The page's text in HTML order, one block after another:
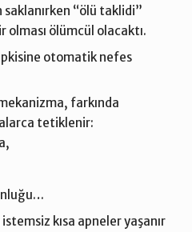
saklanırken “ölü taklidi”
ölümcül olacaktı.
otomatik nefes
farkında
tetiklenir:
kısa apneler yaşanır